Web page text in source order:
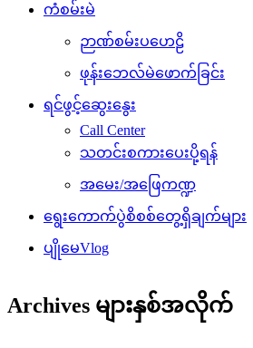
ကံစမ်းမဲ
ဉာဏ်စမ်းပဟေဠိ
ဖုန်းဘေလ်မဲဖောက်ခြင်း
ရင်ဖွင့်ဆွေးနွေး
Call Center
သတင်းစကားပေးပို့ရန်
အမေး/အဖြေကဏ္ဍ
ရွေးကောက်ပွဲစိစစ်တွေ့ရှိချက်များ
ပျိုမေVlog
Archives များနှစ်အလိုက်